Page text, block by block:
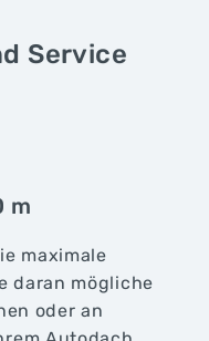
Service
m
maximale
daran mögliche
oder an